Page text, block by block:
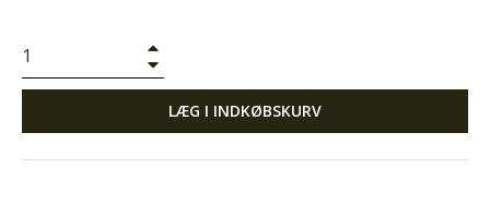
LÆG I INDKØBSKURV